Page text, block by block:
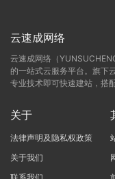
云速成网络
云速成网络（
的一站式云服务平台。旗下
专业技术即可快速建站，搭
关于
法律声明及隐私权政策
关于我们